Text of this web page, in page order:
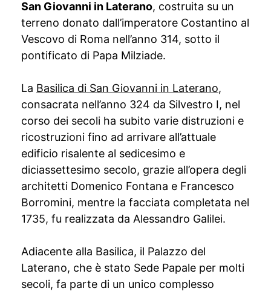
San Giovanni in Laterano, costruita su un
terreno donato dall’imperatore Costantino al
Vescovo di Roma nell’anno 314, sotto il
pontificato di Papa Milziade.
La Basilica di San Giovanni in Laterano,
consacrata nell’anno 324 da Silvestro I, nel
corso dei secoli ha subito varie distruzioni e
ricostruzioni fino ad arrivare all’attuale
edificio risalente al sedicesimo e
diciassettesimo secolo, grazie all’opera degli
architetti Domenico Fontana e Francesco
Borromini, mentre la facciata completata nel
1735, fu realizzata da Alessandro Galilei.
Adiacente alla Basilica, il Palazzo del
Laterano, che è stato Sede Papale per molti
secoli, fa parte di un unico complesso